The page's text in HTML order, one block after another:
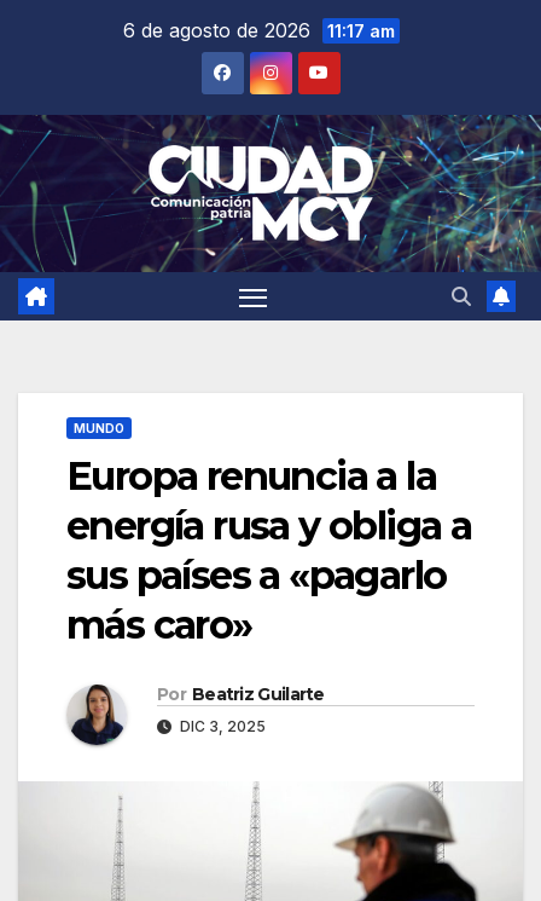
6 de agosto de 2026 11:17 am
MUNDO
Europa renuncia a la
energía rusa y obliga a
sus países a «pagarlo
más caro»
Por Beatriz Guilarte
DIC 3, 2025